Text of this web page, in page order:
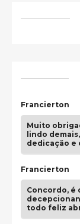
Francierton
Muito
lindo
dedicação e
Francierton
Concordo, é
todo feliz